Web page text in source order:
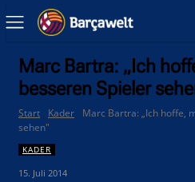
Marc Bartra: „Ich
besseren Spieler
Start Kader
Marc Bartra: „Ich hoffe,
sehen"
KADER
15. Juli 2014